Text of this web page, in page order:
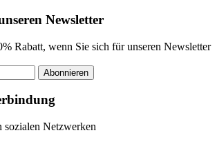
Newsletter
Rabatt, wenn Sie sich für unseren Newsletter
Abonnieren
sozialen Netzwerken